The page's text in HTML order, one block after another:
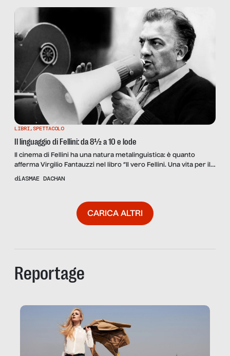
LIBRI, SPETTACOLO
Il linguaggio di Fellini: da 8½ a 10 e lode
Il cinema di Fellini ha una natura metalinguistica: è quanto
afferma Virgilio Fantauzzi nel libro “Il vero Fellini. Una vita per il
cinema”. Una riflessione sul linguaggio filmico del regista
diASMAE DACHAN
CARICA ALTRI
Reportage